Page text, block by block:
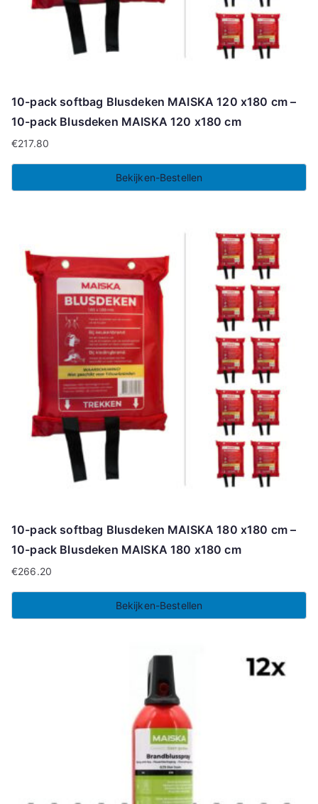
10-pack softbag Blusdeken MAISKA 120 x180 cm –
10-pack Blusdeken MAISKA 120 x180 cm
€217.80
Bekijken-Bestellen
10-pack softbag Blusdeken MAISKA 180 x180 cm –
10-pack Blusdeken MAISKA 180 x180 cm
€266.20
Bekijken-Bestellen